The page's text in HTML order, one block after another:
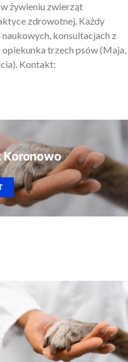
żywieniu zwierząt
zdrowotnej. Każdy
konsultacjach z
opiekunka trzech psów (Maja,
Kontakt: